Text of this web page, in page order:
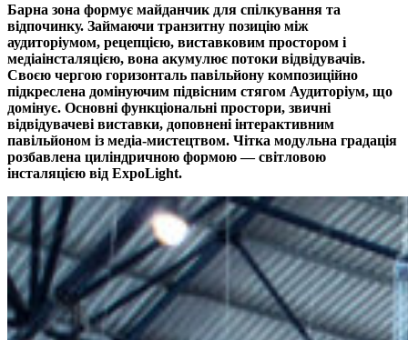
Барна зона формує майданчик для спілкування та
відпочинку. Займаючи транзитну позицію між
аудиторіумом, рецепцією, виставковим простором і
медіаінсталяцією, вона акумулює потоки відвідувачів.
Своєю чергою горизонталь павільйону композиційно
підкреслена домінуючим підвісним стягом Аудиторіум, що
домінує. Основні функціональні простори, звичні
відвідувачеві виставки, доповнені інтерактивним
павільйоном із медіа-мистецтвом. Чітка модульна градація
розбавлена циліндричною формою — світловою
інсталяцією від ExpoLight.